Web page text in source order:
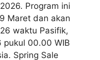
Program ini
Maret dan akan
waktu Pasifik,
pukul 00.00 WIB
Spring Sale